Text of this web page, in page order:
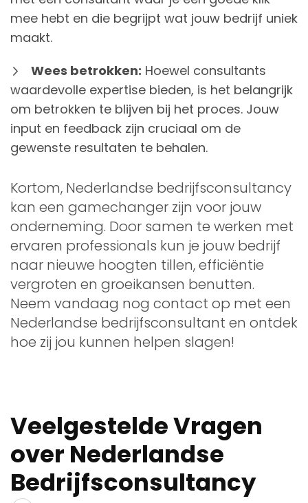
mee hebt en die begrijpt wat jouw bedrijf uniek
maakt.
Wees betrokken: Hoewel consultants
waardevolle expertise bieden, is het belangrijk
om betrokken te blijven bij het proces. Jouw
input en feedback zijn cruciaal om de
gewenste resultaten te behalen.
Kortom, Nederlandse bedrijfsconsultancy
kan een gamechanger zijn voor jouw
onderneming. Door samen te werken met
ervaren professionals kun je jouw bedrijf
naar nieuwe hoogten tillen, efficiëntie
vergroten en groeikansen benutten.
Neem vandaag nog contact op met een
Nederlandse bedrijfsconsultant en ontdek
hoe zij jou kunnen helpen slagen!
Veelgestelde Vragen
over Nederlandse
Bedrijfsconsultancy